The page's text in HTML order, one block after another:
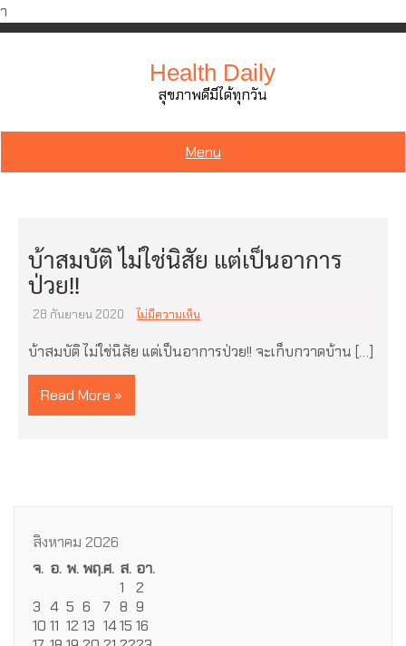
ำ
Skip
Health Daily
สุขภาพดีมีได้ทุกวัน
Menu
บ้าสมบัติ ไม่ใช่นิสัย แต่เป็นอาการ
ป่วย!!
28 กันยายน 2020 ไม่มีความเห็น
บ้าสมบัติ ไม่ใช่นิสัย แต่เป็นอาการป่วย!! จะเก็บกวาดบ้าน […]
Read More »
สิงหาคม 2026
จ. อ. พ.พฤ.ศ. ส. อา.
1
2
3 4 5 6 7 8 9
10 11 12 13 1415 16